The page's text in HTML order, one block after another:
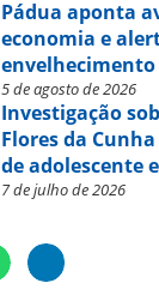
Pádua aponta
economia e
envelhecimento
5 de agosto de 2026
Investigação
Flores da
de adolescente
7 de julho de 2026